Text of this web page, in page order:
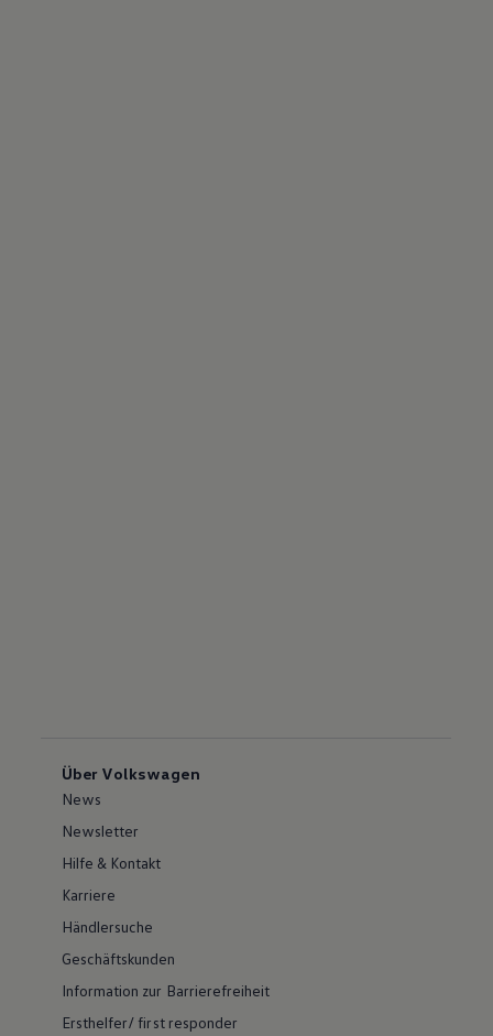
Über Volkswagen
News
Newsletter
Hilfe & Kontakt
Karriere
Händlersuche
Geschäftskunden
Information zur Barrierefreiheit
Ersthelfer/ first responder